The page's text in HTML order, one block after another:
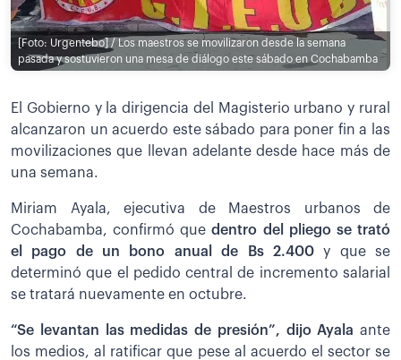
[Foto: Urgentebo] / Los maestros se movilizaron desde la semana
pasada y sostuvieron una mesa de diálogo este sábado en Cochabamba
El Gobierno y la dirigencia del Magisterio urbano y rural
alcanzaron un acuerdo este sábado para poner fin a las
movilizaciones que llevan adelante desde hace más de
una semana.
Miriam Ayala, ejecutiva de Maestros urbanos de
Cochabamba, confirmó que dentro del pliego se trató
el pago de un bono anual de Bs 2.400y que se
determinó que el pedido central de incremento salarial
se tratará nuevamente en octubre.
“Se levantan las medidas de presión”, dijo Ayala ante
los medios, al ratificar que pese al acuerdo el sector se